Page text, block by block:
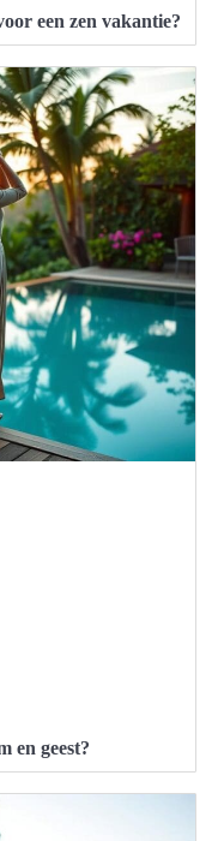
een zen vakantie?
en geest?